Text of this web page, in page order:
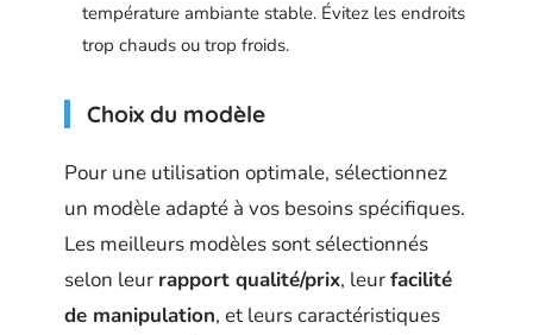
température ambiante stable. Évitez les endroits
trop chauds ou trop froids.
Choix du modèle
Pour une utilisation optimale, sélectionnez
un modèle adapté à vos besoins spécifiques.
Les meilleurs modèles sont sélectionnés
selon leur rapport qualité/prix, leurfacilité
de manipulation, et leurs caractéristiques